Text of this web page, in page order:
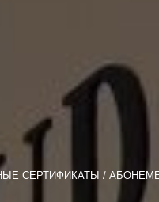
СЕРТИФИКАТЫ